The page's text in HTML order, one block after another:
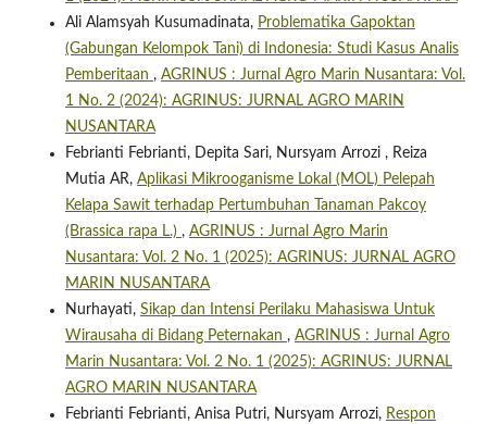
Ali Alamsyah Kusumadinata, Problematika Gapoktan
(Gabungan Kelompok Tani) di Indonesia: Studi Kasus Analis
Pemberitaan , AGRINUS : Jurnal Agro Marin Nusantara: Vol.
1 No. 2 (2024): AGRINUS: JURNAL AGRO MARIN
NUSANTARA
Febrianti Febrianti, Depita Sari, Nursyam Arrozi , Reiza
Mutia AR, Aplikasi Mikrooganisme Lokal (MOL) Pelepah
Kelapa Sawit terhadap Pertumbuhan Tanaman Pakcoy
(Brassica rapa L.) , AGRINUS : Jurnal Agro Marin
Nusantara: Vol. 2 No. 1 (2025): AGRINUS: JURNAL AGRO
MARIN NUSANTARA
Nurhayati, Sikap dan Intensi Perilaku Mahasiswa Untuk
Wirausaha di Bidang Peternakan , AGRINUS : Jurnal Agro
Marin Nusantara: Vol. 2 No. 1 (2025): AGRINUS: JURNAL
AGRO MARIN NUSANTARA
Febrianti Febrianti, Anisa Putri, Nursyam Arrozi, Respon